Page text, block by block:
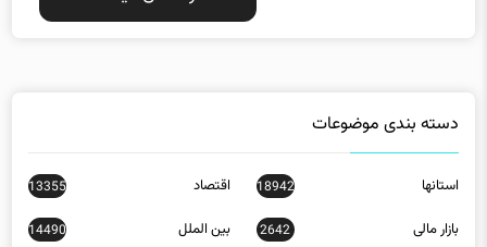
دسته بندی موضوعات
استانها 18942 اقتصاد 13355
بازار مالی 2642 بین الملل 14490